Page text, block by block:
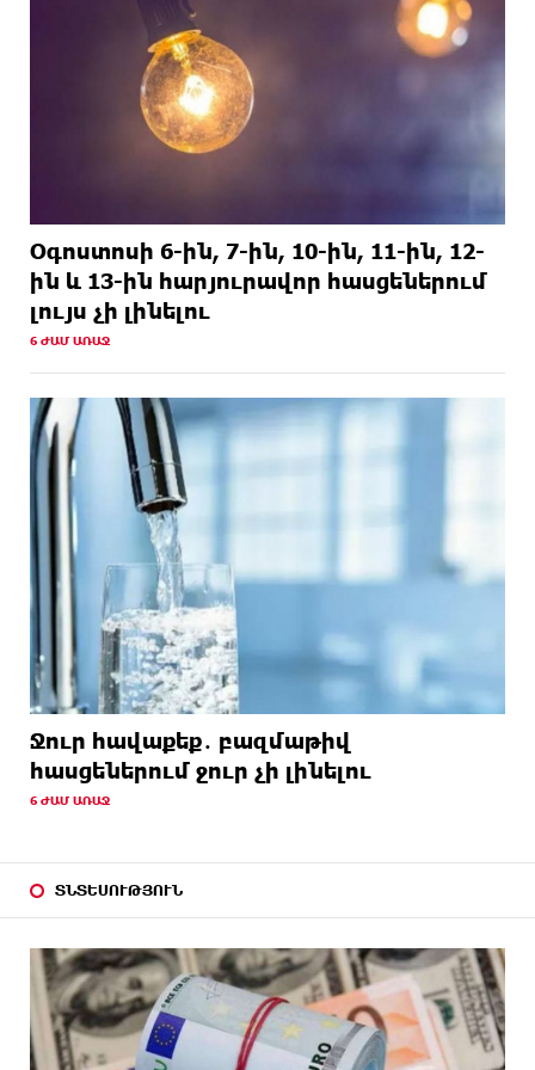
Մոհամեդ Սալահը նոր ակումբ ունի.
պաշտոնական
Օգոստոսի 6-ին, 7-ին, 10-ին, 11-ին, 12-
ին և 13-ին հարյուրավոր հասցեներում
լույս չի լինելու
6 ԺԱՄ ԱՌԱՋ
Ջուր հավաքեք․ բազմաթիվ
հասցեներում ջուր չի լինելու
6 ԺԱՄ ԱՌԱՋ
ՏՆՏԵՍՈՒԹՅՈՒՆ